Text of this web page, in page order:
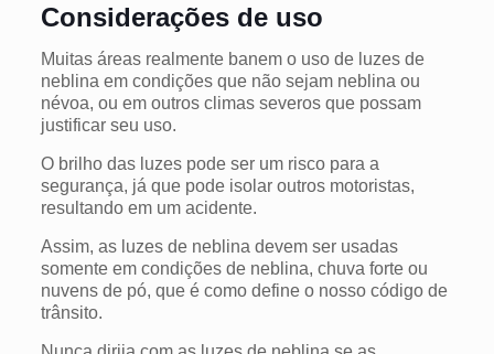
Considerações de uso
Muitas áreas realmente banem o uso de luzes de
neblina em condições que não sejam neblina ou
névoa, ou em outros climas severos que possam
justificar seu uso.
O brilho das luzes pode ser um risco para a
segurança, já que pode isolar outros motoristas,
resultando em um acidente.
Assim, as luzes de neblina devem ser usadas
somente em condições de neblina, chuva forte ou
nuvens de pó, que é como define o nosso código de
trânsito.